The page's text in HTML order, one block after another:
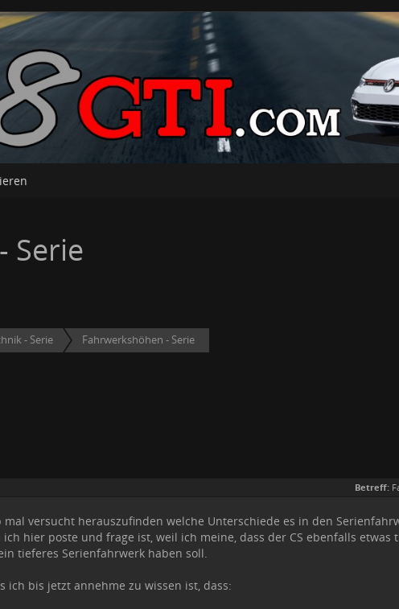
Serie
- Serie Fahrwerkshöhen - Serie
Betreff:
mal versucht herauszufinden welche Unterschiede es in den
ich hier poste und frage ist, weil ich meine, dass der CS ebenfalls etwas
tieferes Serienfahrwerk haben soll.
ich bis jetzt annehme zu wissen ist, dass: